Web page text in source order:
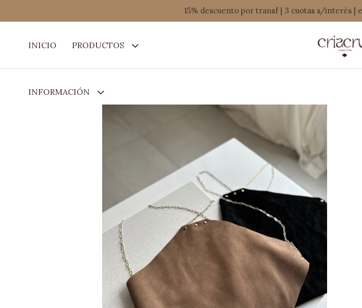
15% descuento por transf | 3 cuotas s/interés |
INICIO PRODUCTOS
INFORMACIÓN